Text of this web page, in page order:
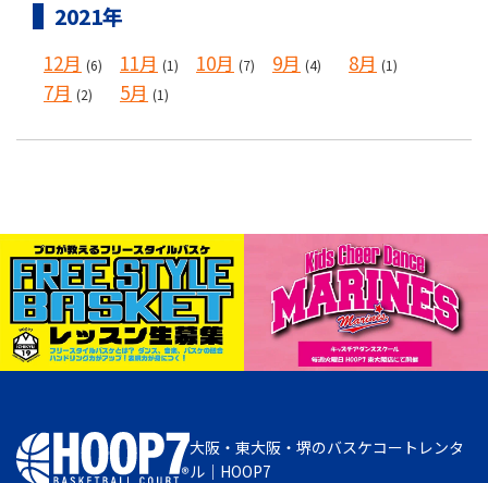
2021年
12月 (6) 11月 (1) 10月 (7) 9月 (4) 8月 (1)
7月 (2) 5月 (1)
大阪・東大阪・堺のバスケコートレンタ
ル｜HOOP7